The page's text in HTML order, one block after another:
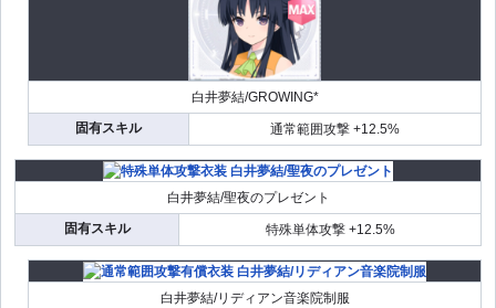
白井夢結/GROWING*
固有スキル
通常範囲攻撃 +12.5%
白井夢結/聖夜のプレゼント
固有スキル
特殊単体攻撃 +12.5%
白井夢結/リディアン音楽院制服